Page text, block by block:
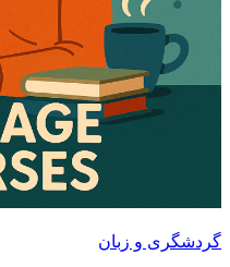
گردشگری و زبان